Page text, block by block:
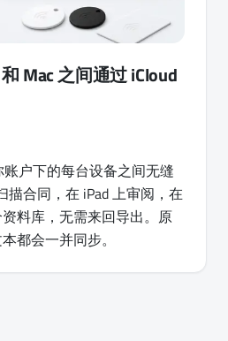
Mac 之间通过 iCloud
户下的每台设备之间无缝
描合同，在 iPad 上审阅，在
料库，无需来回导出。原
都会一并同步。